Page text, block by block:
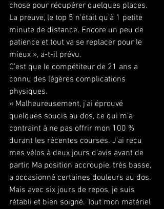
chose pour récupérer quelques places.
La preuve, le top 5 n’était qu’à 1 petite
minute de distance. Encore un peu de
patience et tout va se replacer pour le
mieux », a-t-il prévu.
C’est que le compétiteur de 21 ans a
connu des légères complications
physiques.
« Malheureusement, j’ai éprouvé
quelques soucis au dos, ce qui m’a
contraint à ne pas offrir mon 100 %
durant les récentes courses. J’ai reçu
mes vélos à deux jours d’avis avant de
partir. Ma position accroupie, très basse,
a occasionné certaines douleurs au dos.
Mais avec six jours de repos, je suis
rétabli et bien soigné. Tout mon matériel